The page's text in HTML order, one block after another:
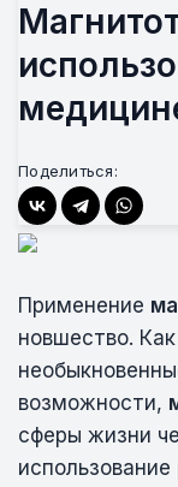
Поделиться:
Применение
новшество.
возможности,
сферы жизни